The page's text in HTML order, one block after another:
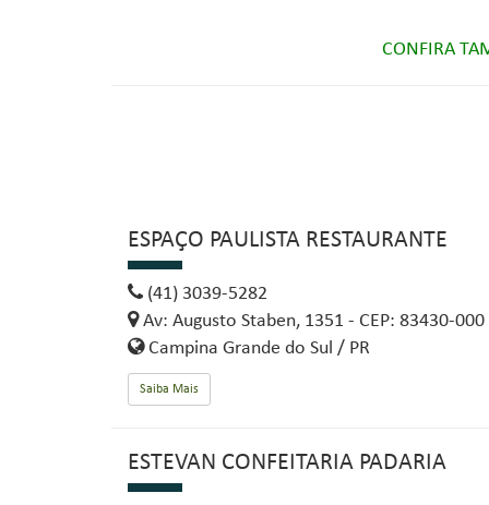
CONFIRA
ESPAÇO PAULISTA RESTAURANTE
(41) 3039-5282
Av: Augusto Staben, 1351 - CEP: 83430-000
Campina Grande do Sul / PR
Saiba Mais
ESTEVAN CONFEITARIA PADARIA